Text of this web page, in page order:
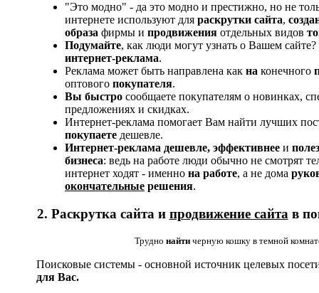
"Это модно" - да это модно и престижно, но не
интернете используют для раскрутки сайта,
образа фирмы и продвижения отдельных видов
Подумайте, как люди могут узнать о Вашем
интернет-реклама.
Реклама может быть направлена как на конечного
оптового покупателя.
Вы быстро сообщаете покупателям о новинках,
предложениях и скидках.
Интернет-реклама помогает Вам найти лучших
покупаете дешевле.
Интернет-реклама дешевле, эффективнее и
бизнеса: ведь на работе люди обычно не смотрят
интернет ходят - именно на работе, а не дома
окончательные решения.
2. Раскрутка сайта и продвижение сайта в
Трудно найти черную кошку в темной
Поисковые системы - основной источник целевых
для Вас.